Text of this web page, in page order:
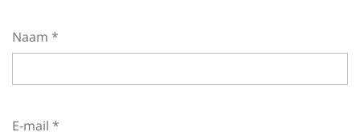
Naam *
E-mail *